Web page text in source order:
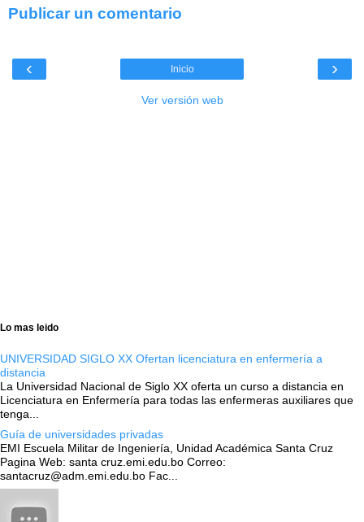
Publicar un comentario
‹ ›
Inicio
Ver versión web
Lo mas leido
UNIVERSIDAD SIGLO XX Ofertan licenciatura en enfermería a
distancia
La Universidad Nacional de Siglo XX oferta un curso a distancia en
Licenciatura en Enfermería para todas las enfermeras auxiliares que
tenga...
Guía de universidades privadas
EMI Escuela Militar de Ingeniería, Unidad Académica Santa Cruz
Pagina Web: santa cruz.emi.edu.bo Correo:
santacruz@adm.emi.edu.bo Fac...